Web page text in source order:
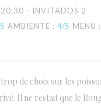
- INVITADOS 2
AMBIENTE : 4/5 MENÚ :
de choix sur les
Il ne restait que le